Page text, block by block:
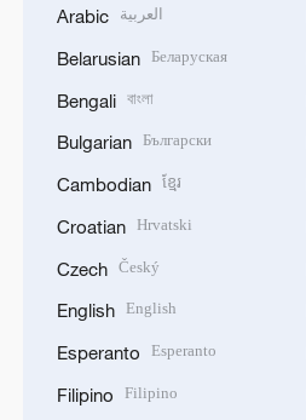
Arabic العربية
Belarusian Беларуская
Bengali বাংলা
Bulgarian Български
Cambodian ខ្មែរ
Croatian Hrvatski
Czech Český
English English
Esperanto Esperanto
Filipino Filipino